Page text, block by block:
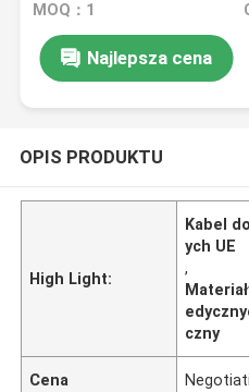
MOQ：1
Najlepsza cena
OPIS PRODUKTU
High Light:
Kabel
ych UE
,
czny
Cena